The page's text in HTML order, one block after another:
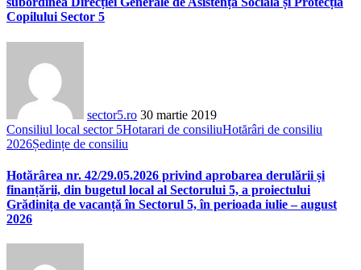
Copilului Sector 5
sector5.ro 30 martie 2019
Consiliul local sector 5Hotarari de consiliuHotărâri de consiliu
2026Ședințe de consiliu
Hotărârea nr. 42/29.05.2026 privind aprobarea derulării și
finanțării, din bugetul local al Sectorului 5, a proiectului
Grădinița de vacanță în Sectorul 5, în perioada iulie – august
2026